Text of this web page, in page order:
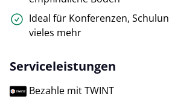
Ideal für Konferenzen,
vieles mehr
Serviceleistungen
Bezahle mit TWINT